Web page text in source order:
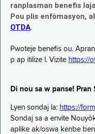
ranplasman benefis
Pou plis enfòmasyon,
OTDA.
Pwoteje benefis ou.
p ap itilize l. Vizite https://
Di nou sa w panse!
Lyen sondaj la: https://
Sondaj sa a envite
aplike ak/oswa kenbe